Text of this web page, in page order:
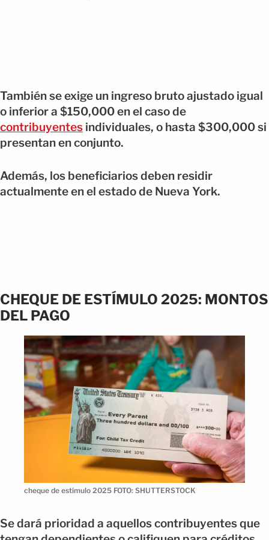
También se exige un ingreso bruto ajustado igual
o inferior a $150,000 en el caso de
contribuyentes individuales, o hasta $300,000 si
presentan en conjunto.
Además, los beneficiarios deben residir
actualmente en el estado de Nueva York.
CHEQUE DE ESTÍMULO 2025: MONTOS
DEL PAGO
cheque de estímulo 2025 FOTO: SHUTTERSTOCK
Se dará prioridad a aquellos contribuyentes que